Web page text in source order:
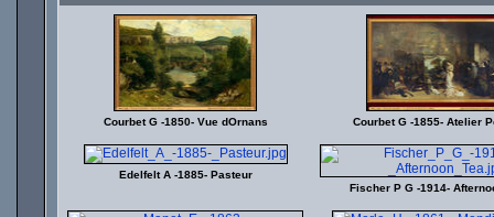
Courbet G -1850- Vue dOrnans Courbet G -1855- Atelier
Edelfelt A -1885- Pasteur
Fischer P G -1914-